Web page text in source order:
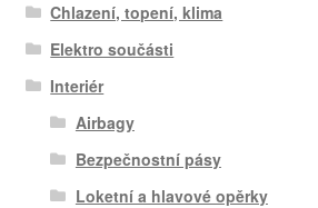
Chlazení, topení, klima
Elektro součásti
Interiér
Airbagy
Bezpečnostní pásy
Loketní a hlavové opěrky